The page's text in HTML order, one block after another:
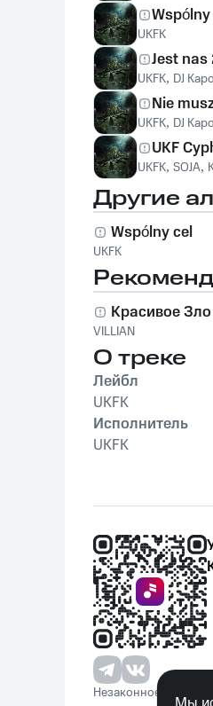
UKFK
Jest nas
UKFK, DJ
Nie
UKFK, DJ
UKF
UKFK, SOJA,
Другие
Wspólny cel
UKFK
Красивое Зло
VILLIAN
О треке
Лейбл
UKFK
Исполнитель
UKFK
Незаконное